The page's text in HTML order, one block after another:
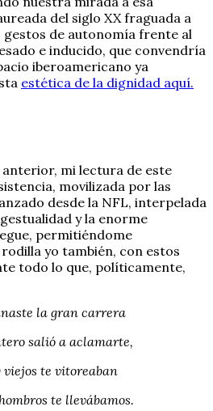
del siglo XX fraguada a
gestos de autonomía frente al
e inducido, que convendría
iberoamericano ya
estética de la dignidad aquí.
mi lectura de este
movilizada por las
desde la NFL, interpelada
y la enorme
permitiéndome
yo también, con estos
todo lo que, políticamente,
la gran carrera
salió a aclamarte,
viejos te vitoreaban
te llevábamos.